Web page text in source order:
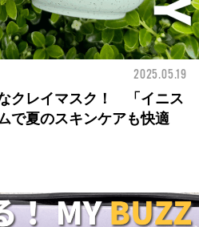
2025.05.19
クレイマスク！ 「イニス
で夏のスキンケアも快適